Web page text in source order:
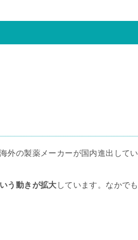
外の製薬メーカーが国内進出してい
う動きが拡大 しています。なかでも